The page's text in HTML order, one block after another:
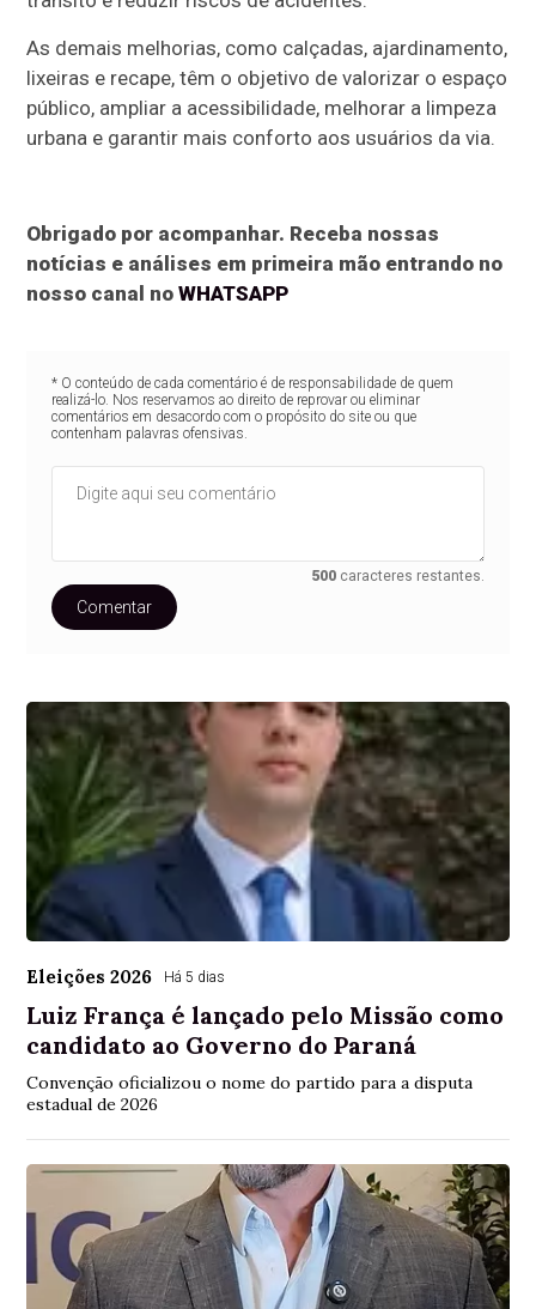
As demais melhorias, como calçadas, ajardinamento,
lixeiras e recape, têm o objetivo de valorizar o espaço
público, ampliar a acessibilidade, melhorar a limpeza
urbana e garantir mais conforto aos usuários da via.
Obrigado por acompanhar. Receba nossas
notícias e análises em primeira mão entrando no
nosso canal noWHATSAPP
* O conteúdo de cada comentário é de responsabilidade de quem
realizá-lo. Nos reservamos ao direito de reprovar ou eliminar
comentários em desacordo com o propósito do site ou que
contenham palavras ofensivas.
500 caracteres restantes.
Comentar
Eleições 2026 Há 5 dias
Luiz França é lançado pelo Missão como
candidato ao Governo do Paraná
Convenção oficializou o nome do partido para a disputa
estadual de 2026